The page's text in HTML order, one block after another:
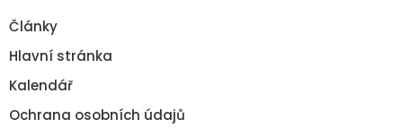
Články
Hlavní stránka
Kalendář
Ochrana osobních údajů